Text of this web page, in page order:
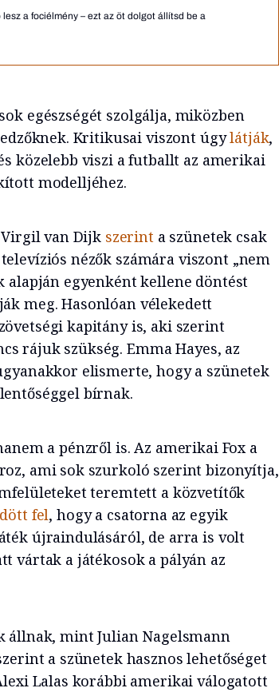
a fociélmény – ezt az öt dolgot állítsd be a
egészségét szolgálja, miközben
Kritikusai viszont úgylátják,
közelebb viszi a futballt az amerikai
modelljéhez.
van Dijk szerint a szünetek csak
nézők számára viszont „nem
egyenként kellene döntést
meg. Hasonlóan vélekedett
kapitány is, aki szerint
rájuk szükség. Emma Hayes, az
elismerte, hogy a szünetek
bírnak.
a pénzről is. Az amerikai Fox a
ami sok szurkoló szerint bizonyítja,
teremtett a közvetítők
fel, hogy a csatorna az egyik
újraindulásáról, de arra is volt
vártak a játékosok a pályán az
állnak, mint Julian Nagelsmann
a szünetek hasznos lehetőséget
Lalas korábbi amerikai válogatott